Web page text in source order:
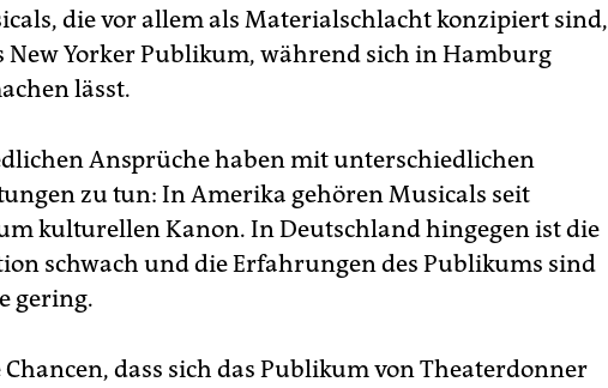
die vor allem als Materialschlacht konzipiert sind,
New Yorker Publikum, während sich in Hamburg
lässt.
Ansprüche haben mit unterschiedlichen
zu tun: In Amerika gehören Musicals seit
kulturellen Kanon. In Deutschland hingegen ist die
schwach und die Erfahrungen des Publikums sind
gering.
dass sich das Publikum von Theaterdonner